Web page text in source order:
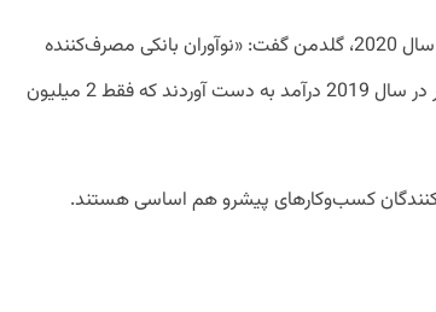
هنگام برگزاری روز سرمایه‌گذاری در سال 2020، گلدمن گفت: «نوآوران بانکی مصرف‌کننده
دیجیتال در حدود 860 میلیون دلار در سال 2019 درآمد به دست آوردند که فقط 2 میلیون
کنندگان کسب‌وکارهای پیشرو هم اساسی هستند.